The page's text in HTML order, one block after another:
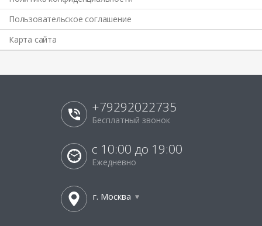
Пользовательское соглашение
Карта сайта
+79292022735
Бесплатный звонок
с 10:00 до 19:00
Ежедневно
г. Москва